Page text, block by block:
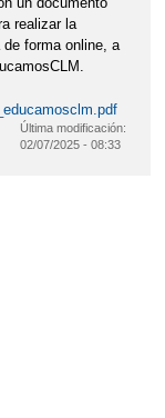
realizar la
forma online, a
Última modificación:
02/07/2025 - 08:33